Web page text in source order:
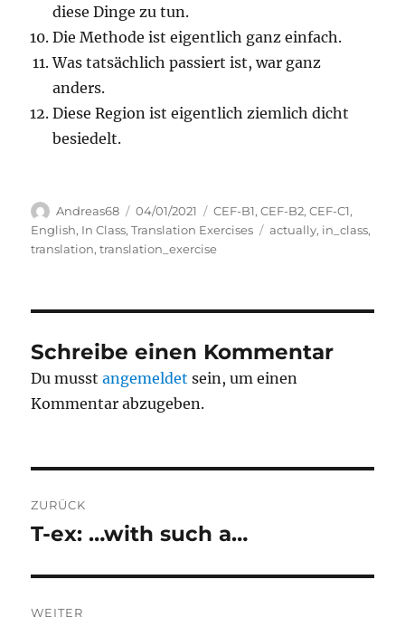
diese Dinge zu tun.
Die Methode ist eigentlich ganz einfach.
Was tatsächlich passiert ist, war ganz
anders.
Diese Region ist eigentlich ziemlich dicht
besiedelt.
Autor
Andreas68
Veröffentlicht
am
04/01/2021 Kategorien
CEF-B1,CEF-B2,CEF-C1,
English, In Class,Translation Exercises Schlagwörter
actually, in_class,
translation,translation_exercise
Schreibe einen Kommentar
Du musstangemeldet sein, um einen
Kommentar abzugeben.
ZURÜCK
Vorheriger
T-ex: …with such a…
WEITER